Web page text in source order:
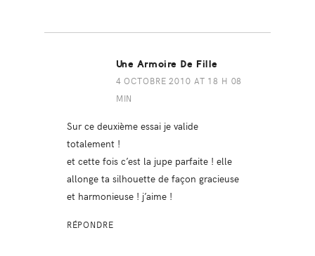
Une Armoire De Fille
4 OCTOBRE 2010 AT 18 H 08
MIN
Sur ce deuxième essai je valide
totalement !
et cette fois c’est la jupe parfaite ! elle
allonge ta silhouette de façon gracieuse
et harmonieuse ! j’aime !
RÉPONDRE